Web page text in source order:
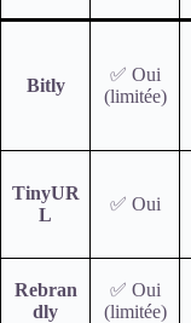
Bitly
✅ Oui
(limitée)
TinyUR
L
✅ Oui
Rebran
dly
✅ Oui
(limitée)